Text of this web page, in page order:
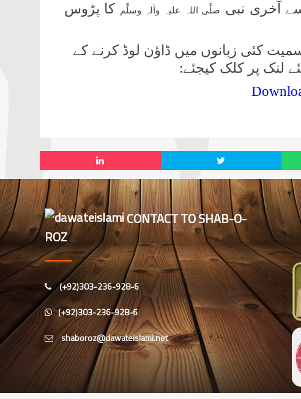
آخری نبی
صلَّی اللہ علیہ واٰلہٖ وسلَّم کا پڑوس
کئی زبانوں میں ڈاؤن لوڈ کرنے کے
لنک پر کلک کیجئے:
CONTACT TO SHAB-O-
ROZ
(+92)303-236-928-6
(+92)303-236-928-6
shaboroz@dawateislami.net